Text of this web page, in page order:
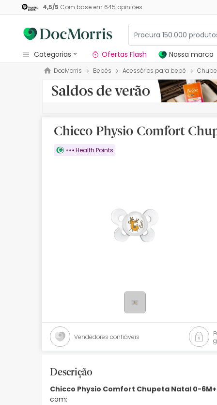
4,5/5 Com base em 645 opiniões
categorias
Dermocosmetica
Nossa marca
Medicamentos
Cosmética
Promoções
Mais vendidos
Health points
Ofertas Flash Nossa marca
DocMorris Bebés Acessórios para bebé
Chicco Physio Comfort
Health Points
Vendedores confiáveis
Descrição
Chicco Physio Comfort Chupeta Natal 0-6M+
com: